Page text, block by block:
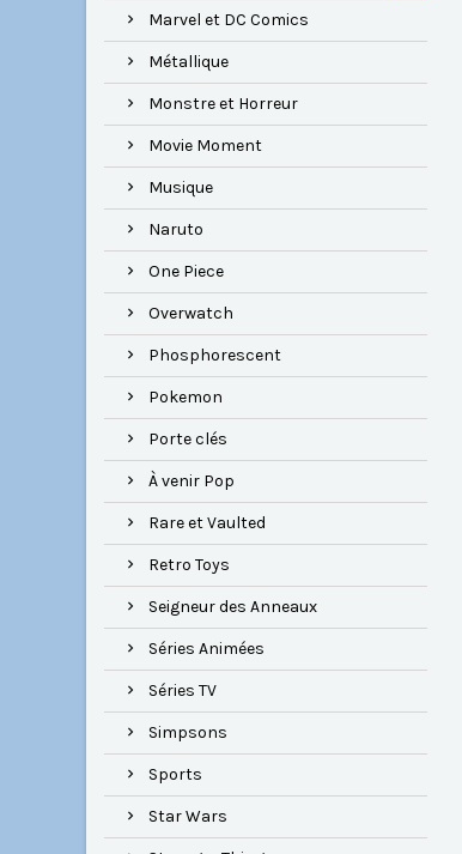
Marvel et DC Comics
Métallique
Monstre et Horreur
Movie Moment
Musique
Naruto
One Piece
Overwatch
Phosphorescent
Pokemon
Porte clés
À venir Pop
Rare et Vaulted
Retro Toys
Seigneur des Anneaux
Séries Animées
Séries TV
Simpsons
Sports
Star Wars